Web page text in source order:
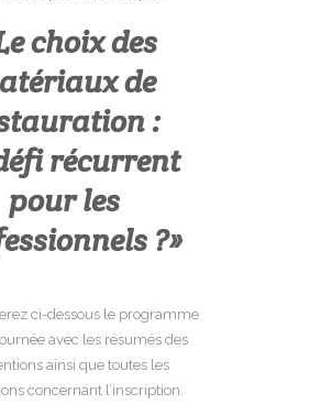
choix des
de
:
récurrent
pour les
?»
ci-dessous le programme
avec les résumés des
ainsi que toutes les
concernant l’inscription.